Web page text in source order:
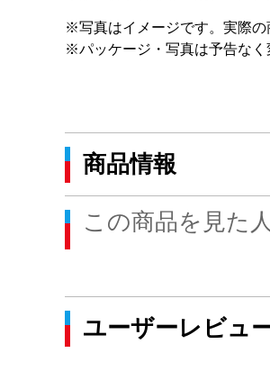
※写真はイメージです。実際の
※パッケージ・写真は予告なく
商品情報
この商品を見た
ユーザーレビュ